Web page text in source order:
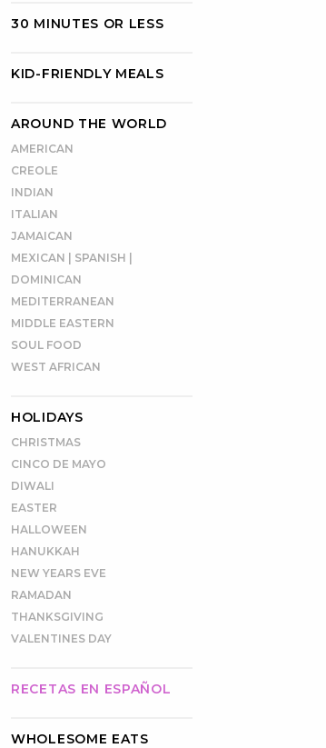
30 MINUTES OR LESS
KID-FRIENDLY MEALS
AROUND THE WORLD
AMERICAN
CREOLE
INDIAN
ITALIAN
JAMAICAN
MEXICAN | SPANISH |
DOMINICAN
MEDITERRANEAN
MIDDLE EASTERN
SOUL FOOD
WEST AFRICAN
HOLIDAYS
CHRISTMAS
CINCO DE MAYO
DIWALI
EASTER
HALLOWEEN
HANUKKAH
NEW YEARS EVE
RAMADAN
THANKSGIVING
VALENTINES DAY
RECETAS EN ESPAÑOL
WHOLESOME EATS